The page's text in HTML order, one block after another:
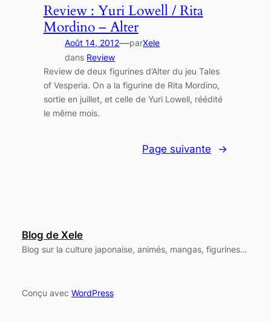
Review : Yuri Lowell / Rita
Mordino – Alter
Août 14, 2012—parXele
dans Review
Review de deux figurines d’Alter du jeu Tales
of Vesperia. On a la figurine de Rita Mordino,
sortie en juillet, et celle de Yuri Lowell, réédité
le même mois.
Page suivante →
Blog de Xele
Blog sur la culture japonaise, animés, mangas, figurines…
Conçu avec WordPress